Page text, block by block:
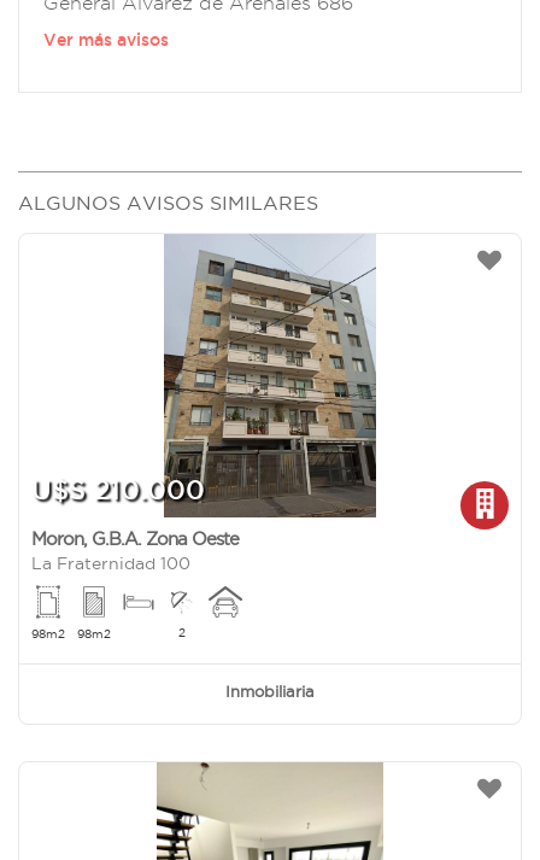
Ver más avisos
ALGUNOS AVISOS SIMILARES
U$S 210.000
Moron, G.B.A. Zona Oeste
La Fraternidad 100
98m2 98m2 2
Inmobiliaria